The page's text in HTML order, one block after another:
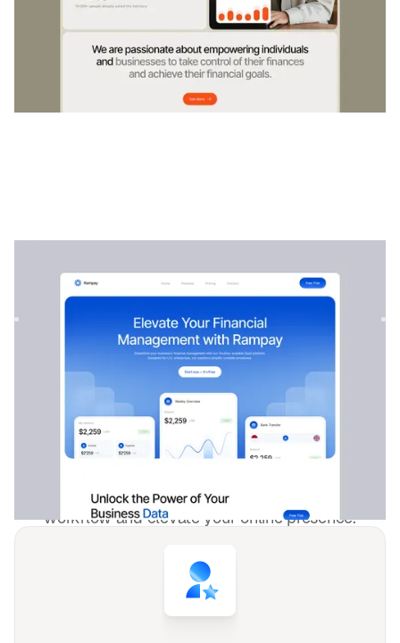
Rampay ist eine Webflow-Vorlage für Bank- und Fintech-
Unternehmen. Es bietet eine anpassbare Basis mit
Echtzeitanalys...
DESIGNED FOR YOU
Klinik & Apotheketemplates used by
4,000+websites for1540+happy
freelancers and agencies!
templates are designed to streamline your
workflow and elevate your online presence.